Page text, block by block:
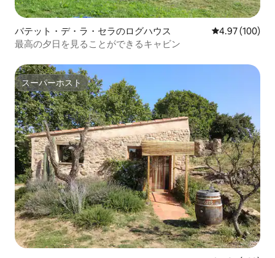
バテット・デ・ラ・セラのログハウス レビュー100
4.97 (100)
最高の夕日を見ることができるキャビン
スーパーホスト
スーパーホスト